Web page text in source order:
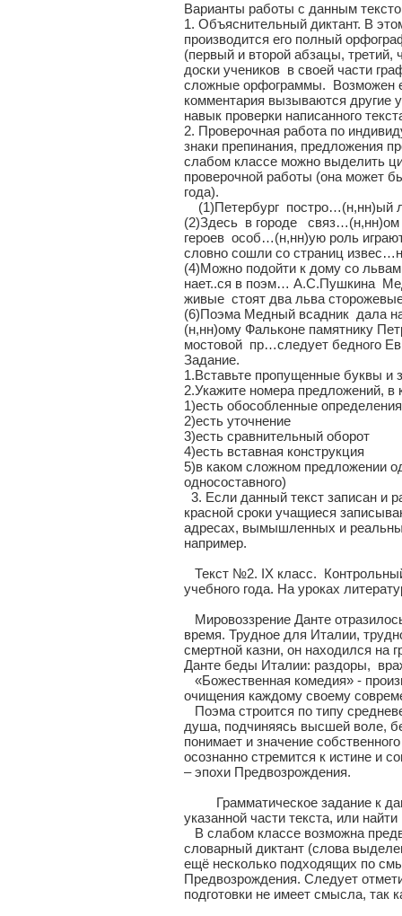
Варианты работы с данным
1. Объяснительный диктант. В
производится его полный
(первый и второй абзацы, третий,
доски учеников в своей части
сложные орфограммы. Возможен
комментария вызываются другие
навык проверки написанного
2. Проверочная работа по
знаки препинания, предложения
слабом классе можно выделить
проверочной работы (она может
года).
(1)Петербург постро…(н,нн)ый
(2)Здесь в городе связ…(н,нн)ом
героев особ…(н,нн)ую роль
словно сошли со страниц
(4)Можно подойти к дому со
нает..ся в поэм… А.С.Пушкина
живые стоят два льва
(6)Поэма Медный всадник дала
(н,нн)ому Фальконе памятнику
мостовой пр…следует бедного
Задание.
1.Вставьте пропущенные буквы и
2.Укажите номера предложений, в
1)есть обособленные определения
2)есть уточнение
3)есть сравнительный оборот
4)есть вставная конструкция
5)в каком сложном предложении
односоставного)
3. Если данный текст записан и
красной сроки учащиеся
адресах, вымышленных и
например.
Текст №2. IX класс.
учебного года. На уроках
Мировоззрение Данте
время. Трудное для Италии,
смертной казни, он находился на
Данте беды Италии: раздоры,
«Божественная комедия» -
очищения каждому своему
Поэма строится по типу
душа, подчиняясь высшей воле,
понимает и значение
осознанно стремится к истине и
– эпохи Предвозрождения.
Грамматическое задание к
указанной части текста, или
В слабом классе возможна
словарный диктант (слова
ещё несколько подходящих по
Предвозрождения. Следует
подготовки не имеет смысла, так